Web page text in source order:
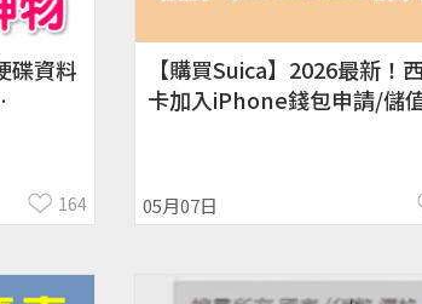
碟資料
164
【購買Suica】2026最新！
卡加入iPhone錢包申請/儲
05月07日